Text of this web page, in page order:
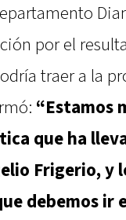
por el
traer a la
“Estamos
que ha
Frigerio, y
debemos ir